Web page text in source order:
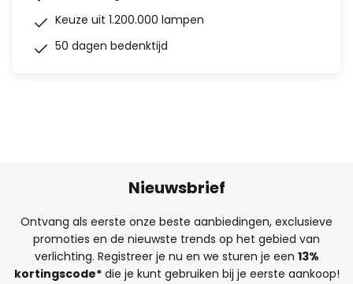
Keuze uit 1.200.000 lampen
50 dagen bedenktijd
Nieuwsbrief
Ontvang als eerste onze beste aanbiedingen, exclusieve
promoties en de nieuwste trends op het gebied van
verlichting. Registreer je nu en we sturen je een 13%
kortingscode*die je kunt gebruiken bij je eerste aankoop!